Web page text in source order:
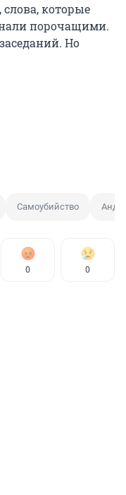
которые
порочащими.
Но
Самоубийство
0 0